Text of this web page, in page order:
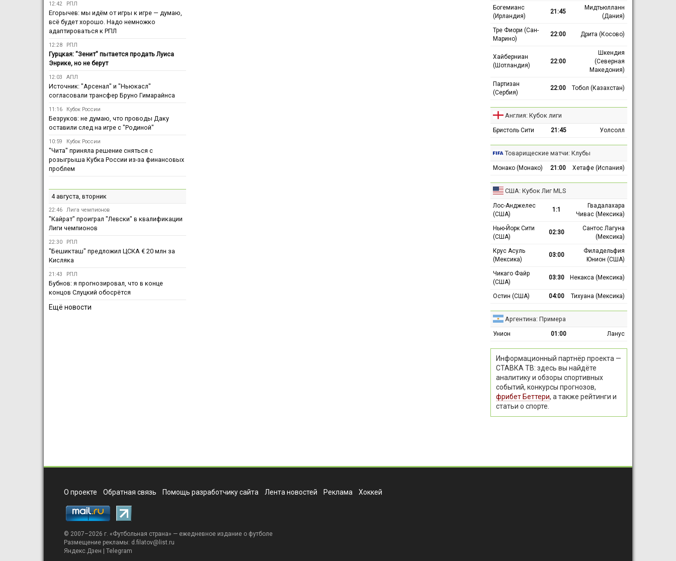
12:42 РПЛ
Егорычев: мы идём от игры к игре — думаю,
всё будет хорошо. Надо немножко
адаптироваться к РПЛ
12:28 РПЛ
Гурцкая: "Зенит" пытается продать Луиса
Энрике, но не берут
12:03 АПЛ
Источник: "Арсенал" и "Ньюкасл"
согласовали трансфер Бруно Гимарайнса
11:16 Кубок России
Безруков: не думаю, что проводы Даку
оставили след на игре с "Родиной"
10:59 Кубок России
"Чита" приняла решение сняться с
розыгрыша Кубка России из-за финансовых
проблем
4 августа, вторник
22:46 Лига чемпионов
"Кайрат" проиграл "Левски" в квалификации
Лиги чемпионов
22:30 РПЛ
"Бешикташ" предложил ЦСКА € 20 млн за
Кисляка
21:43 РПЛ
Бубнов: я прогнозировал, что в конце
концов Слуцкий обосрётся
Ещё новости
Богемианс
(Ирландия)
21:45
Мидтьюлланн
(Дания)
Тре Фиори (Сан-
Марино)
22:00 Дрита (Косово)
Хайберниан
(Шотландия)
22:00
Шкендия
(Северная
Македония)
Партизан
(Сербия)
22:00 Тобол (Казахстан)
Англия: Кубок лиги
Бристоль Сити 21:45 Уолсолл
Товарищеские матчи: Клубы
Монако (Монако) 21:00 Хетафе (Испания)
США: Кубок Лиг MLS
Лос-Анджелес
(США)
1:1
Гвадалахара
Чивас (Мексика)
Нью-Йорк Сити
(США)
02:30
Сантос Лагуна
(Мексика)
Крус Асуль
(Мексика)
03:00
Филадельфия
Юнион (США)
Чикаго Файр
(США)
03:30 Некакса (Мексика)
Остин (США) 04:00 Тихуана (Мексика)
Аргентина: Примера
Унион 01:00 Ланус
Информационный партнёр проекта —
СТАВКА ТВ: здесь вы найдёте
аналитику и обзоры спортивных
событий, конкурсы прогнозов,
фрибет Беттери, а также рейтинги и
статьи о спорте.
О проекте Обратная связь Помощь разработчику сайта Лента новостей Реклама Хоккей
© 2007–2026 г. «Футбольная страна» — ежедневное издание о футболе
Размещение рекламы: d.filatov@list.ru
Яндекс.Дзен | Telegram